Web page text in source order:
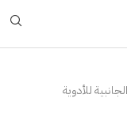
للأدوية